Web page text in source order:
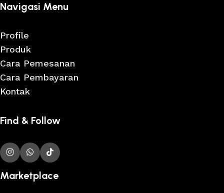
Navigasi Menu
Profile
Produk
Cara Pemesanan
Cara Pembayaran
Kontak
Find & Follow
Marketplace